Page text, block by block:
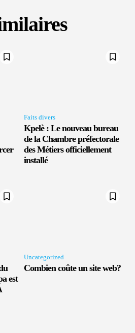
Faits divers
Kpelè : Le nouveau bureau
de la Chambre préfectorale
des Métiers officiellement
installé
est
Uncategorized
Combien coûte un site web?